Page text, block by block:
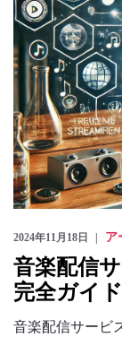
2024年11月18日 ア
音楽配信
完全ガイド
音楽配信サービ